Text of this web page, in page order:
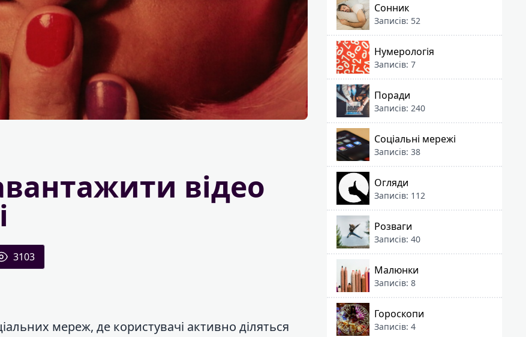
відео
3103
мереж, де користувачі активно діляться
Сонник
Записів: 52
Нумерологія
Записів: 7
Поради
Записів: 240
Соціальні мережі
Записів: 38
Огляди
Записів: 112
Розваги
Записів: 40
Малюнки
Записів: 8
Гороскопи
Записів: 4